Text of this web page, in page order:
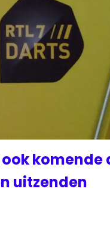
ook komende
uitzenden